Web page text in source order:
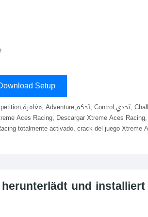
Setup
Aces Racing, Descargar Xtreme Aces
totalmente activado, crack del juego Xtreme
und installiert